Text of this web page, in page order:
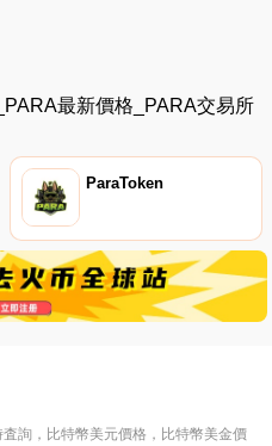
最新價格_PARA交易所
ParaToken
詢，比特幣美元價格，比特幣美金價